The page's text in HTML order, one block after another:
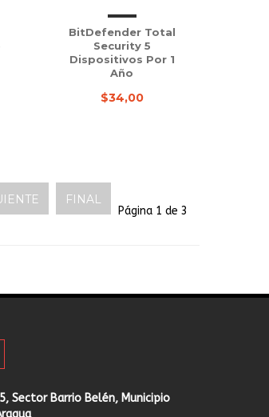
BitDefender Total
Security 5
Dispositivos Por 1
Año
$34,00
FINAL
Página 1 de 3
Sector Barrio Belén, Municipio